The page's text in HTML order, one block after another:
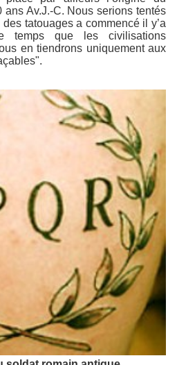
Av.J.-C. Nous serions tentés
tatouages a commencé il y’a
temps que les civilisations
en tiendrons uniquement aux